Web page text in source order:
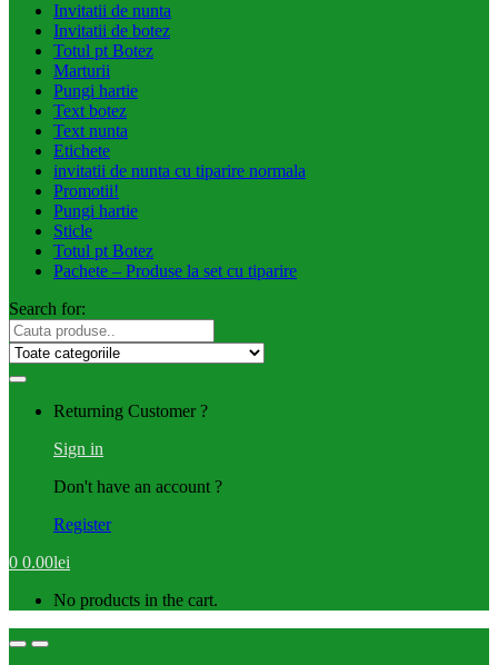
Invitatii de nunta
Invitatii de botez
Totul pt Botez
Marturii
Pungi hartie
Text botez
Text nunta
Etichete
invitatii de nunta cu tiparire normala
Promotii!
Pungi hartie
Sticle
Totul pt Botez
Pachete – Produse la set cu tiparire
Search for:
Returning Customer ?
Sign in
Don't have an account ?
Register
0 0.00lei
No products in the cart.